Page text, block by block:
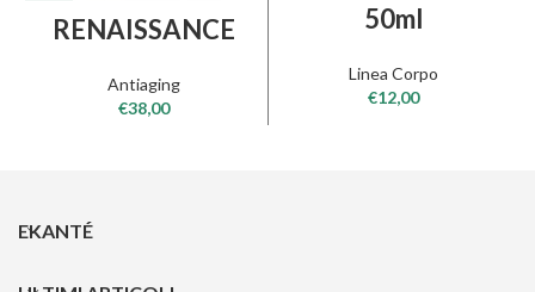
RENAISSANCE
Antiaging
€38,00
50ml
Linea Corpo
€12,00
EKANTÉ